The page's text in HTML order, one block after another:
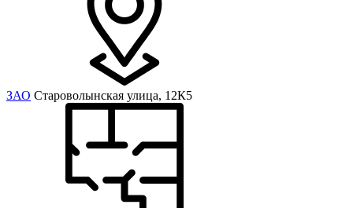
ЗАО Староволынская улица, 12К5